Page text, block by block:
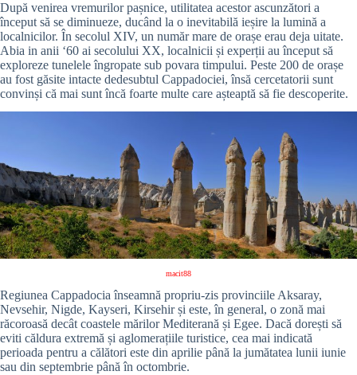
După venirea vremurilor pașnice, utilitatea acestor ascunzători a
început să se diminueze, ducând la o inevitabilă ieșire la lumină a
localnicilor. În secolul XIV, un număr mare de orașe erau deja uitate.
Abia in anii ‘60 ai secolului XX, localnicii și experții au început să
exploreze tunelele îngropate sub povara timpului. Peste 200 de orașe
au fost găsite intacte dedesubtul Cappadociei, însă cercetatorii sunt
convinși că mai sunt încă foarte multe care așteaptă să fie descoperite.
macit88
Regiunea Cappadocia înseamnă propriu-zis provinciile Aksaray,
Nevsehir, Nigde, Kayseri, Kirsehir și este, în general, o zonă mai
răcoroasă decât coastele mărilor Mediterană și Egee. Dacă dorești să
eviti căldura extremă și aglomerațiile turistice, cea mai indicată
perioada pentru a călători este din aprilie până la jumătatea lunii iunie
sau din septembrie până în octombrie.